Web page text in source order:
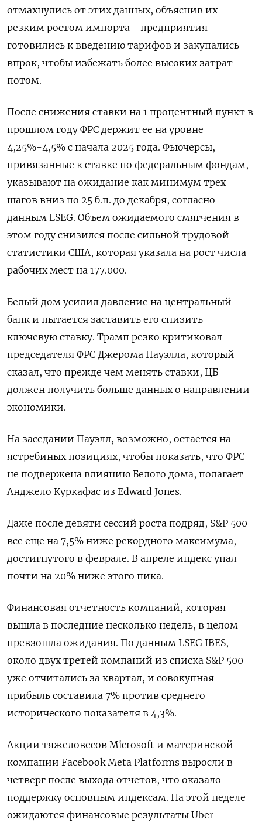
отмахнулись от этих данных, объяснив их
резким ростом импорта - предприятия
готовились к введению тарифов и закупались
впрок, чтобы избежать более высоких затрат
потом.
После снижения ставки на 1 процентный пункт в
прошлом году ФРС держит ее на уровне
4,25%-4,5% с начала 2025 года. Фьючерсы,
привязанные к ставке по федеральным фондам,
указывают на ожидание как минимум трех
шагов вниз по 25 б.п. до декабря, согласно
данным LSEG. Объем ожидаемого смягчения в
этом году снизился после сильной трудовой
статистики США, которая указала на рост числа
рабочих мест на 177.000.
Белый дом усилил давление на центральный
банк и пытается заставить его снизить
ключевую ставку. Трамп резко критиковал
председателя ФРС Джерома Пауэлла, который
сказал, что прежде чем менять ставки, ЦБ
должен получить больше данных о направлении
экономики.
На заседании Пауэлл, возможно, остается на
ястребиных позициях, чтобы показать, что ФРС
не подвержена влиянию Белого дома, полагает
Анджело Куркафас из Edward Jones.
Даже после девяти сессий роста подряд, S&P 500
все еще на 7,5% ниже рекордного максимума,
достигнутого в феврале. В апреле индекс упал
почти на 20% ниже этого пика.
Финансовая отчетность компаний, которая
вышла в последние несколько недель, в целом
превзошла ожидания. По данным LSEG IBES,
около двух третей компаний из списка S&P 500
уже отчитались за квартал, и совокупная
прибыль составила 7% против среднего
исторического показателя в 4,3%.
Акции тяжеловесов Microsoft и материнской
компании Facebook Meta Platforms выросли в
четверг после выхода отчетов, что оказало
поддержку основным индексам. На этой неделе
ожидаются финансовые результаты Uber